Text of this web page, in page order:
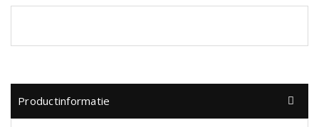
Productinformatie